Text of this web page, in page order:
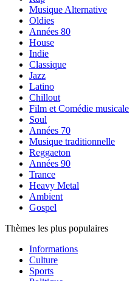
Musique Alternative
Oldies
Années 80
House
Indie
Classique
Jazz
Latino
Chillout
Film et Comédie musicale
Soul
Années 70
Musique traditionnelle
Reggaeton
Années 90
Trance
Heavy Metal
Ambient
Gospel
Thèmes les plus populaires
Informations
Culture
Sports